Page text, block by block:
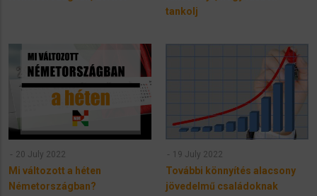
tankolj
20 July 2022
Mi változott a héten
Németországban?
19 July 2022
További könnyítés alacsony
jövedelmű családoknak